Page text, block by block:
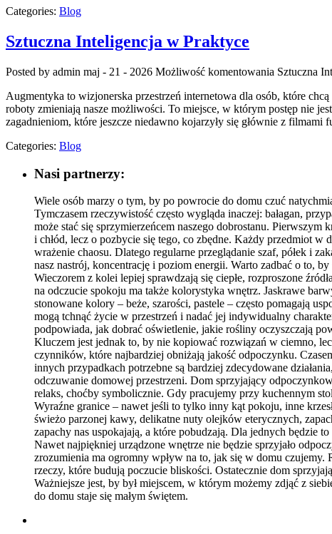
Categories: Blog
Sztuczna Inteligencja w Praktyce
Posted by admin maj - 21 - 2026 Możliwość komentowania Sztuczna
Augmentyka to wizjonerska przestrzeń internetowa dla osób, które
roboty zmieniają nasze możliwości. To miejsce, w którym postęp nie
zagadnieniom, które jeszcze niedawno kojarzyły się głównie z
Categories: Blog
Nasi partnerzy:
Wiele osób marzy o tym, by po powrocie do domu czuć
Tymczasem rzeczywistość często wygląda inaczej: bałagan,
może stać się sprzymierzeńcem naszego dobrostanu.
i chłód, lecz o pozbycie się tego, co zbędne. Każdy przedmiot w
wrażenie chaosu. Dlatego regularne przeglądanie szaf, półek i
nasz nastrój, koncentrację i poziom energii. Warto zadbać o to, by
Wieczorem z kolei lepiej sprawdzają się ciepłe, rozproszone
na odczucie spokoju ma także kolorystyka wnętrz. Jaskrawe
stonowane kolory – beże, szarości, pastele – często pomagają
mogą tchnąć życie w przestrzeń i nadać jej indywidualny
podpowiada, jak dobrać oświetlenie, jakie rośliny oczyszczają
Kluczem jest jednak to, by nie kopiować rozwiązań w ciemno,
czynników, które najbardziej obniżają jakość odpoczynku.
innych przypadkach potrzebne są bardziej zdecydowane
odczuwanie domowej przestrzeni. Dom sprzyjający
relaks, choćby symbolicznie. Gdy pracujemy przy kuchennym
Wyraźne granice – nawet jeśli to tylko inny kąt pokoju, inne
świeżo parzonej kawy, delikatne nuty olejków eterycznych,
zapachy nas uspokajają, a które pobudzają. Dla jednych będzie
Nawet najpiękniej urządzone wnętrze nie będzie sprzyjało
zrozumienia ma ogromny wpływ na to, jak się w domu
rzeczy, które budują poczucie bliskości. Ostatecznie dom
Ważniejsze jest, by był miejscem, w którym możemy zdjąć z
do domu staje się małym świętem.